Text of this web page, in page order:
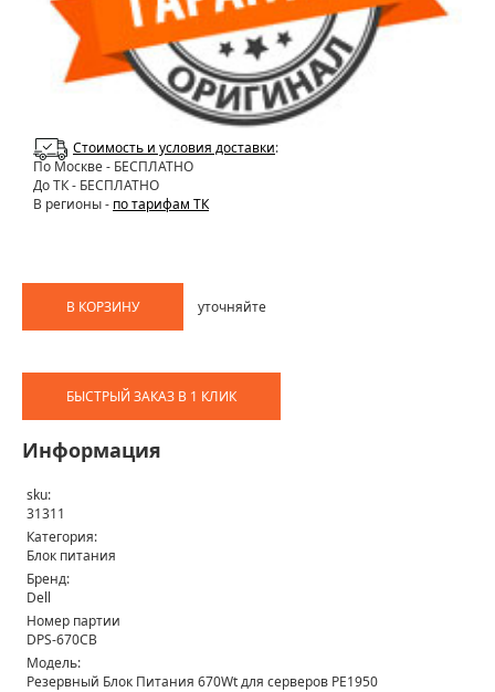
Стоимость и условия доставки:
По Москве- БЕСПЛАТНО
До ТК - БЕСПЛАТНО
В регионы - по тарифам ТК
В КОРЗИНУ уточняйте
БЫСТРЫЙ ЗАКАЗ В 1 КЛИК
Информация
sku:
31311
Категория:
Блок питания
Бренд:
Dell
Номер партии
DPS-670CB
Модель:
Резервный Блок Питания 670Wt для серверов PE1950